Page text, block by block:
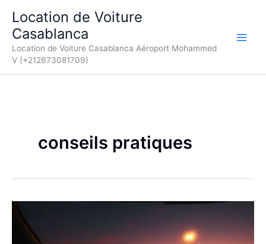
contenu
Location de Voiture
Casablanca
Location de Voiture Casablanca Aéroport Mohammed
V (+212673081709)
conseils pratiques